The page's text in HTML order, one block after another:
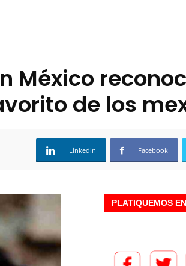
México
de los
Linkedin Facebook
PLATIQUEMOS